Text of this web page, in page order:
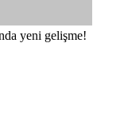
yeni gelişme!